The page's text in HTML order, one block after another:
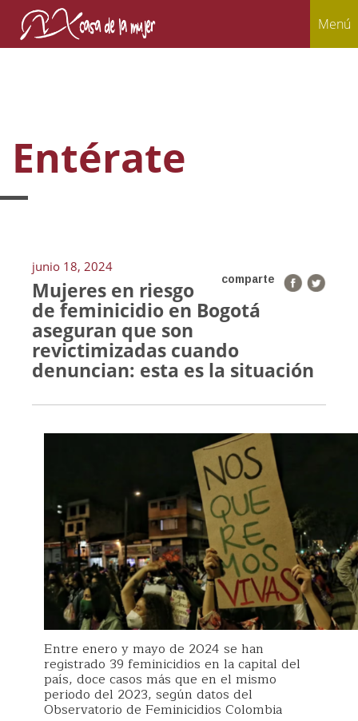
Menú
Entérate
junio 18, 2024
comparte
Mujeres en riesgo
de feminicidio en Bogotá
aseguran que son
revictimizadas cuando
denuncian: esta es la situación
Entre enero y mayo de 2024 se han
registrado 39 feminicidios en la capital del
país, doce casos más que en el mismo
periodo del 2023, según datos del
Observatorio de Feminicidios Colombia